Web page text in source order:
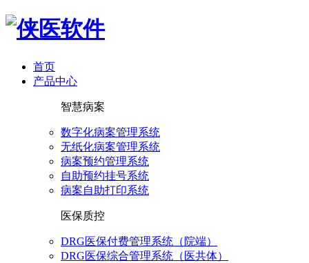
首页
产品中心
智慧病案
数字化病案管理系统
无纸化病案管理系统
病案预约管理系统
自助预约挂号系统
病案自助打印系统
医保质控
DRG医保付费管理系统（院端）
DRG医保综合管理系统（医共体）